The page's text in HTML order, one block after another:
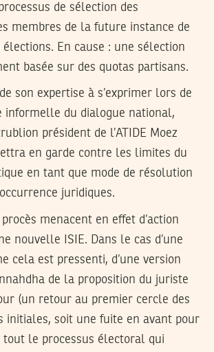
de sélection des
membres de la future instance de
élections. En cause : une sélection
basée sur des quotas partisans.
son expertise à s’exprimer lors de
informelle du dialogue national,
président de l’ATIDE Moez
en garde contre les limites du
en tant que mode de résolution
juridiques.
menacent en effet d’action
nouvelle ISIE. Dans le cas d’une
cela est pressenti, d’une version
de la proposition du juriste
(un retour au premier cercle des
initiales, soit une fuite en avant pour
tout le processus électoral qui